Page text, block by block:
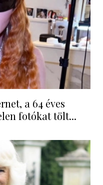
a 64 éves
fotókat tölt...